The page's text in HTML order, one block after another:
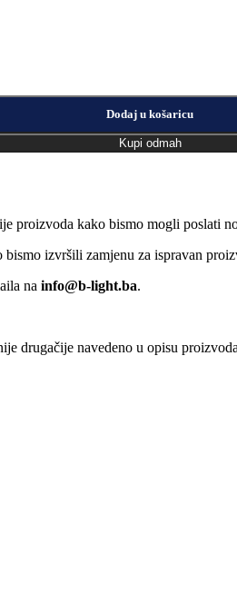
Dodaj u košaricu
Kupi odmah
proizvoda kako bismo mogli poslati
izvršili zamjenu za ispravan
na info@b-light.ba.
drugačije navedeno u opisu